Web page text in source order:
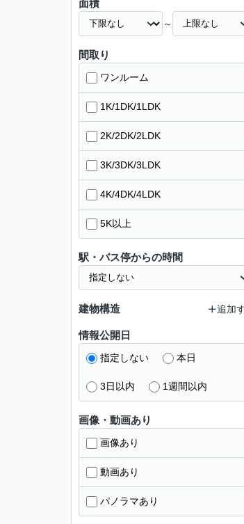
面積
～
間取り
ワンルーム
1K/1DK/1LDK
2K/2DK/2LDK
3K/3DK/3LDK
4K/4DK/4LDK
5K以上
駅・バス停からの時間
建物構造 追加
情報公開日
指定しない 本日
3日以内 1週間以内
画像・動画あり
画像あり
動画あり
パノラマあり